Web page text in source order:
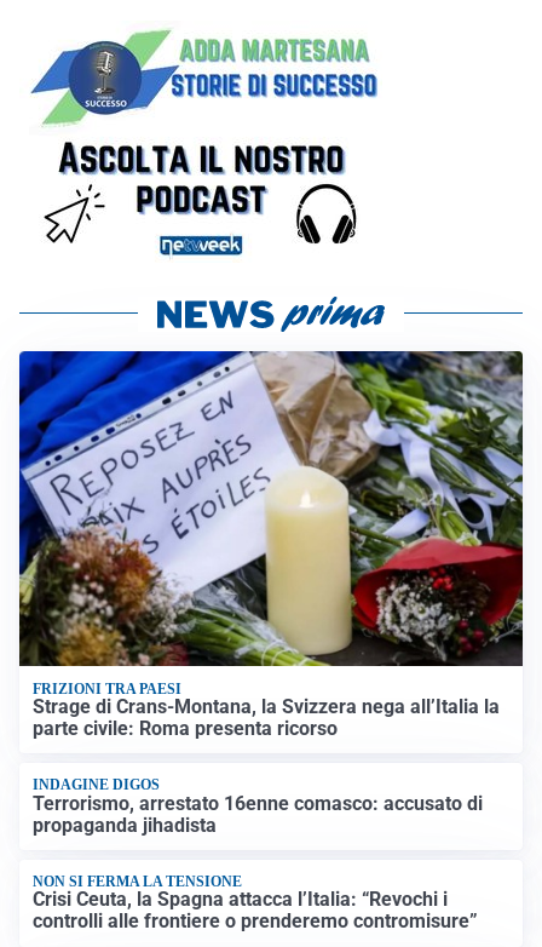
FRIZIONI TRA PAESI
Strage di Crans-Montana, la Svizzera nega all’Italia la
parte civile: Roma presenta ricorso
INDAGINE DIGOS
Terrorismo, arrestato 16enne comasco: accusato di
propaganda jihadista
NON SI FERMA LA TENSIONE
Crisi Ceuta, la Spagna attacca l’Italia: “Revochi i
controlli alle frontiere o prenderemo contromisure”